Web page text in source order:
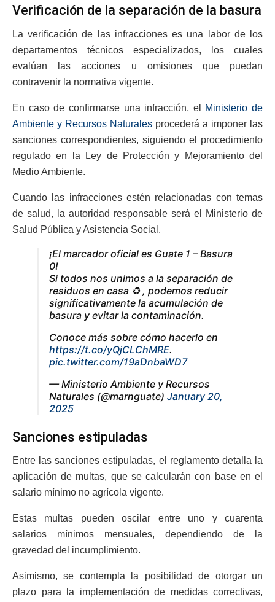
Verificación de la separación de la basura
La verificación de las infracciones es una labor de los
departamentos técnicos especializados, los cuales
evalúan las acciones u omisiones que puedan
contravenir la normativa vigente.
En caso de confirmarse una infracción, el Ministerio de
Ambiente y Recursos Naturales procederá a imponer las
sanciones correspondientes, siguiendo el procedimiento
regulado en la Ley de Protección y Mejoramiento del
Medio Ambiente.
Cuando las infracciones estén relacionadas con temas
de salud, la autoridad responsable será el Ministerio de
Salud Pública y Asistencia Social.
¡El marcador oficial es Guate 1 – Basura
0!
Si todos nos unimos a la separación de
residuos en casa ♻️ , podemos reducir
significativamente la acumulación de
basura y evitar la contaminación.
Conoce más sobre cómo hacerlo en
https://t.co/yQjCLChMRE.
pic.twitter.com/19aDnbaWD7
— Ministerio Ambiente y Recursos
Naturales (@marnguate) January 20,
2025
Sanciones estipuladas
Entre las sanciones estipuladas, el reglamento detalla la
aplicación de multas, que se calcularán con base en el
salario mínimo no agrícola vigente.
Estas multas pueden oscilar entre uno y cuarenta
salarios mínimos mensuales, dependiendo de la
gravedad del incumplimiento.
Asimismo, se contempla la posibilidad de otorgar un
plazo para la implementación de medidas correctivas,